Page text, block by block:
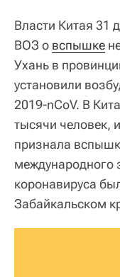
Власти Китая 31
ВОЗ о вспышке
Ухань в
установили
2019-nCoV. В
тысячи человек,
признала
международного
коронавируса
Забайкальском